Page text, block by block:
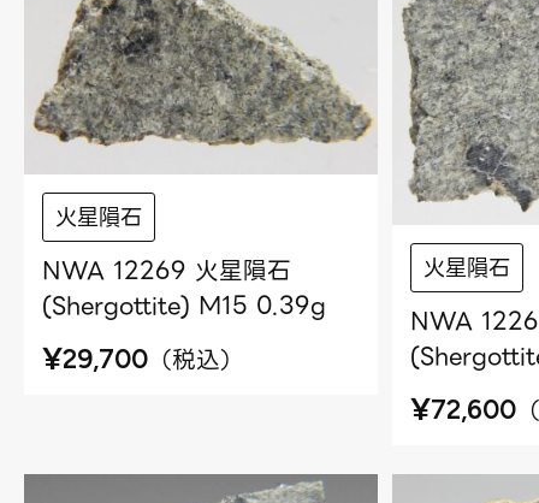
火星隕石
NWA 12269 火星隕石
(Shergottite) M15 0.39g
¥29,700 （税込）
火星隕石
NWA
¥72,600 （